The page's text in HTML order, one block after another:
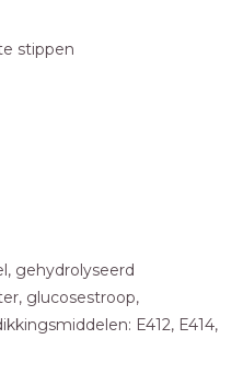
stippen
gehydrolyseerd
glucosestroop,
E412, E414,